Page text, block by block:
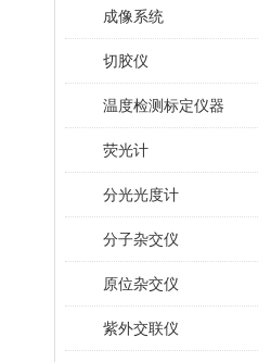
成像系统
切胶仪
温度检测标定仪器
荧光计
分光光度计
分子杂交仪
原位杂交仪
紫外交联仪